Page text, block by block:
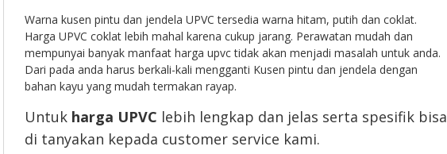
Warna kusen pintu dan jendela UPVC tersedia warna hitam, putih dan coklat.
Harga UPVC coklat lebih mahal karena cukup jarang. Perawatan mudah dan
mempunyai banyak manfaat harga upvc tidak akan menjadi masalah untuk anda.
Dari pada anda harus berkali-kali mengganti Kusen pintu dan jendela dengan
bahan kayu yang mudah termakan rayap.
Untuk harga UPVC lebih lengkap dan jelas serta spesifik bisa
di tanyakan kepada customer service kami.